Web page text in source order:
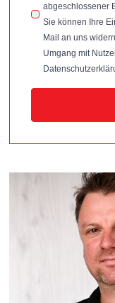
abgeschlossener
Sie können Ihre
Mail an uns
Umgang mit